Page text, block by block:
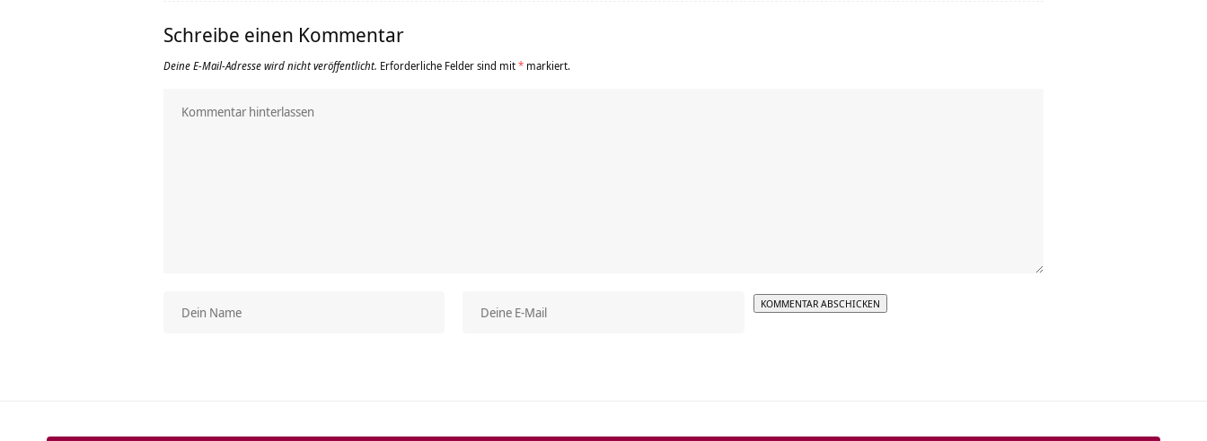
Schreibe einen Kommentar
Deine E-Mail-Adresse wird nicht veröffentlicht. Erforderliche Felder sind mit* markiert.